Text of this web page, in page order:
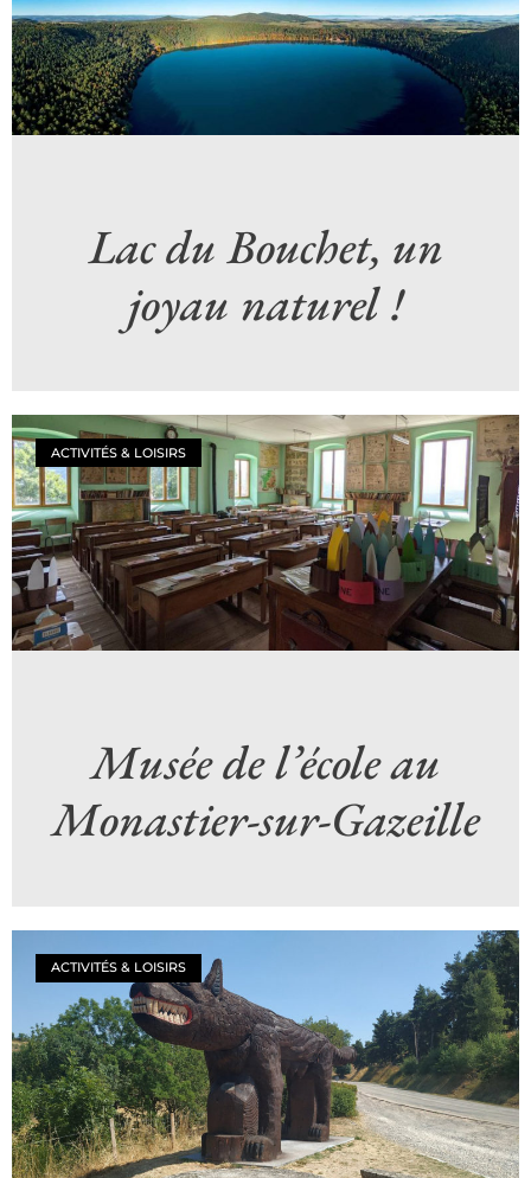
Lac du Bouchet, un
joyau naturel !
ACTIVITÉS & LOISIRS
Musée de l’école au
Monastier-sur-Gazeille
ACTIVITÉS & LOISIRS